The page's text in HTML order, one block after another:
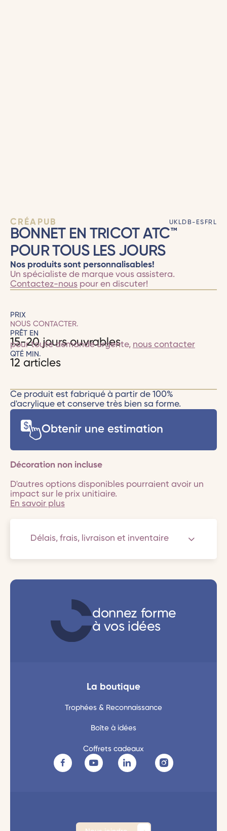
CRÉAPUB UKLDB-ESFRL
BONNET EN TRICOT ATC™
POUR TOUS LES JOURS
Nos produits sont personnalisables!
Un spécialiste de marque vous assistera.
Contactez-nouspour en discuter!
PRIX
NOUS CONTACTER.
PRÊT EN
15-20 jours ouvrables
pour toute demande urgente, nous contacter
QTÉ MIN.
12 articles
Ce produit est fabriqué à partir de 100%
d'acrylique et conserve très bien sa forme.
Obtenir une estimation
Décoration non incluse
D'autres options disponibles pourraient avoir un
impact sur le prix unitiaire.
En savoir plus
Délais, frais, livraison et inventaire
donnez forme
à vos idées
La boutique
Trophées & Reconnaissance
Boîte à idées
Coffrets cadeaux